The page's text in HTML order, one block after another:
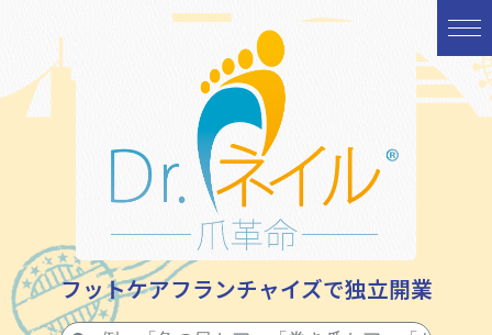
フットケアフランチャイズで独立開業